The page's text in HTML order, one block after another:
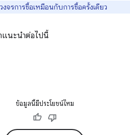
งจรการซื้อเหมือนกับการซื้อครั้งเดียว
แนะนำต่อไปนี้
ข้อมูลนี้มีประโยชน์ไหม